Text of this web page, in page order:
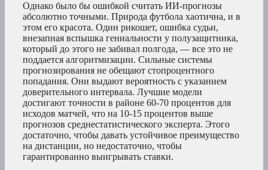
Однако было бы ошибкой считать ИИ-прогнозы
абсолютно точными. Природа футбола хаотична, и в
этом его красота. Один рикошет, ошибка судьи,
внезапная вспышка гениальности у полузащитника,
который до этого не забивал полгода, — все это не
поддается алгоритмизации. Сильные системы
прогнозирования не обещают стопроцентного
попадания. Они выдают вероятность с указанием
доверительного интервала. Лучшие модели
достигают точности в районе 60-70 процентов для
исходов матчей, что на 10-15 процентов выше
прогнозов среднестатистического эксперта. Этого
достаточно, чтобы давать устойчивое преимущество
на дистанции, но недостаточно, чтобы
гарантированно выигрывать ставки.